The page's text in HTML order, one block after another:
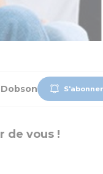
de vous !